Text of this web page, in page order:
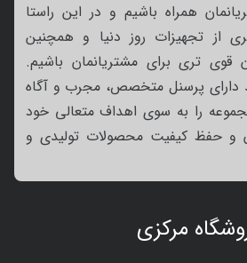
مرکزی
همراه باشیم و در این راستا
از تجهیزات روز دنیا و همچنین
قوی تری برای مشتریانمان باشیم.
دارای پرسنل متخصص، مجرب و آگاه
را به سوی اهداف متعالی خود
و حفظ کیفیت محصولات تولیدی و